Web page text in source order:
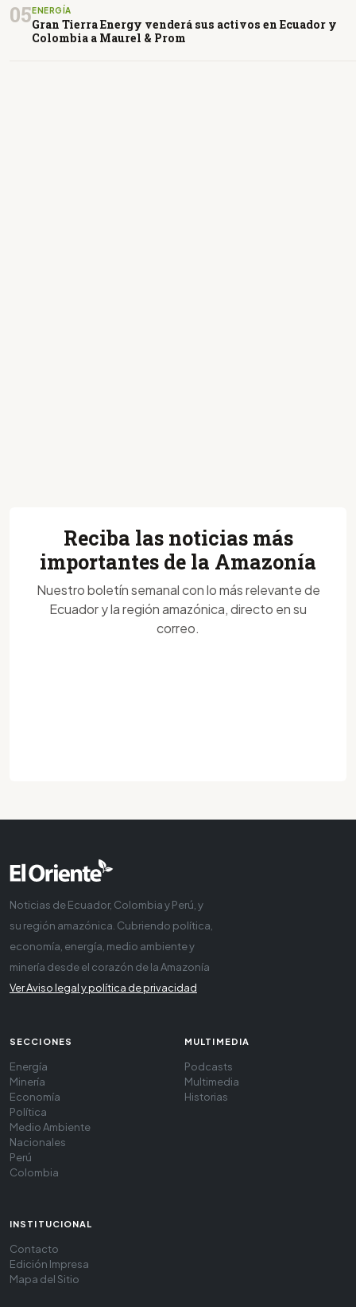
05 ENERGÍA
Gran Tierra Energy venderá sus activos en Ecuador y
Colombia a Maurel & Prom
Reciba las noticias más
importantes de la Amazonía
Nuestro boletín semanal con lo más relevante de
Ecuador y la región amazónica, directo en su
correo.
Noticias de Ecuador, Colombia y Perú, y
su región amazónica. Cubriendo política,
economía, energía, medio ambiente y
minería desde el corazón de la Amazonía
Ver Aviso legal y política de privacidad
SECCIONES
Energía
Minería
Economía
Política
Medio Ambiente
Nacionales
Perú
Colombia
MULTIMEDIA
Podcasts
Multimedia
Historias
INSTITUCIONAL
Contacto
Edición Impresa
Mapa del Sitio